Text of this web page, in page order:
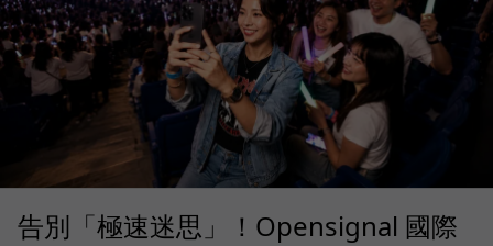
告別「極速迷思」！Opensignal 國際